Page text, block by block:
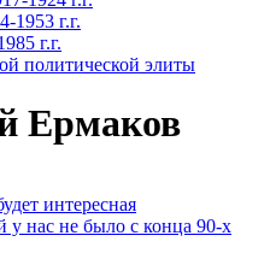
1953 г.г.
г.г.
политической элиты
Ермаков
интересная
у нас не было с конца 90-х